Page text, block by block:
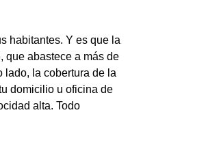
habitantes. Y es que la
que abastece a más de
lado, la cobertura de la
domicilio u oficina de
alta. Todo